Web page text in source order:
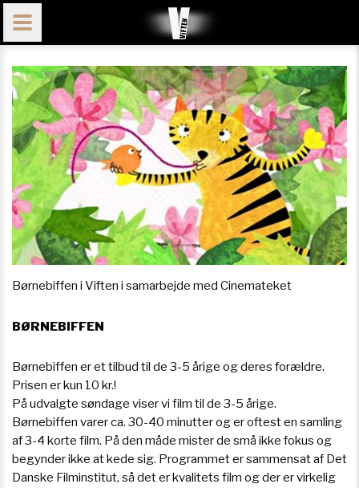
Børnebiffen i Viften i samarbejde med Cinemateket
BØRNEBIFFEN
Børnebiffen er et tilbud til de 3-5 årige og deres forældre.
Prisen er kun 10 kr.!
På udvalgte søndage viser vi film til de 3-5 årige.
Børnebiffen varer ca. 30-40 minutter og er oftest en samling
af 3-4 korte film. På den måde mister de små ikke fokus og
begynder ikke at kede sig. Programmet er sammensat af Det
Danske Filminstitut, så det er kvalitets film og der er virkelig